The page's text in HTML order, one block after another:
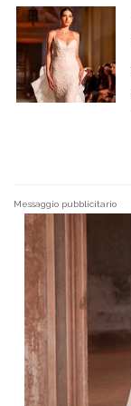
Messaggio pubblicitario